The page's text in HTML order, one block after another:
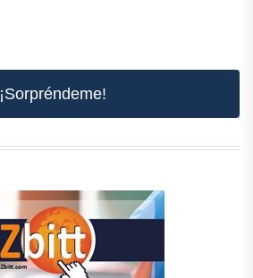
¡Sorpréndeme!